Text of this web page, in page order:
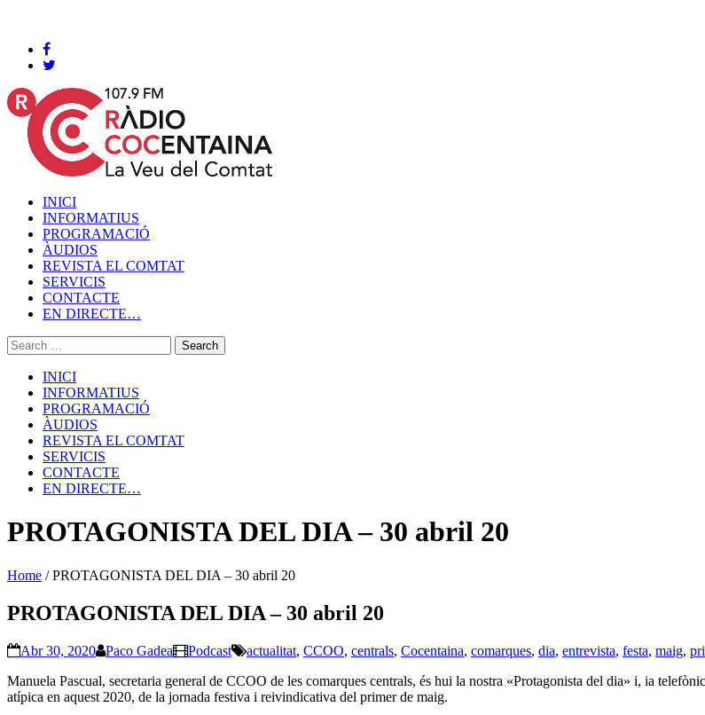
INICI
INFORMATIUS
PROGRAMACIÓ
ÀUDIOS
REVISTA EL COMTAT
SERVICIS
CONTACTE
EN DIRECTE…
INICI
INFORMATIUS
PROGRAMACIÓ
ÀUDIOS
REVISTA EL COMTAT
SERVICIS
CONTACTE
EN DIRECTE…
PROTAGONISTA DEL DIA – 30 abril 20
Home /PROTAGONISTA DEL DIA – 30 abril 20
PROTAGONISTA DEL DIA – 30 abril 20
Abr 30, 2020 Paco Gadea Podcast actualitat, CCOO, centrals, Cocentaina, comarques, dia, entrevista, festa, maig,
Manuela Pascual, secretaria general de CCOO de les comarques centrals, és hui la nostra «Protagonista del dia» i, ia
atípica en aquest 2020, de la jornada festiva i reivindicativa del primer de maig.